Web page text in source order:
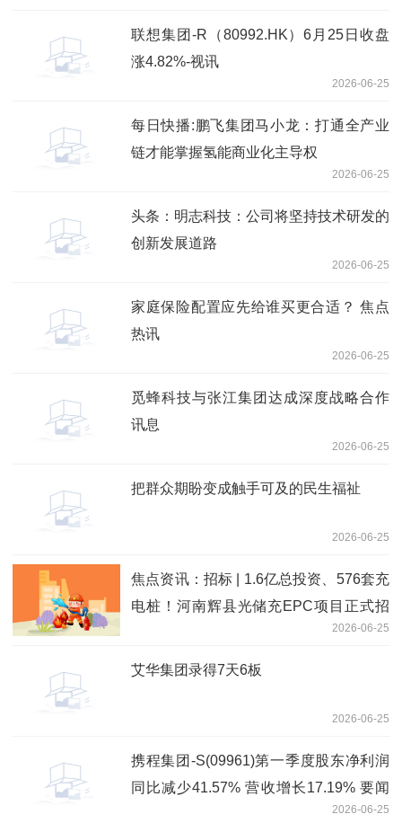
联想集团-R（80992.HK）6月25日收盘
涨4.82%-视讯
2026-06-25
每日快播:鹏飞集团马小龙：打通全产业
链才能掌握氢能商业化主导权
2026-06-25
头条：明志科技：公司将坚持技术研发的
创新发展道路
2026-06-25
家庭保险配置应先给谁买更合适？ 焦点
热讯
2026-06-25
觅蜂科技与张江集团达成深度战略合作
讯息
2026-06-25
把群众期盼变成触手可及的民生福祉
2026-06-25
焦点资讯：招标 | 1.6亿总投资、576套充
电桩！河南辉县光储充EPC项目正式招
2026-06-25
艾华集团录得7天6板
2026-06-25
携程集团-S(09961)第一季度股东净利润
同比减少41.57% 营收增长17.19% 要闻
2026-06-25